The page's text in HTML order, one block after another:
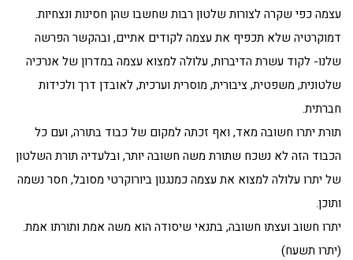
עצמה כפי שקרה לצורות שלטון רבות שחשבו שהן חסינות ונצחיות.
דמוקרטיה שלא תכפיף את עצמה לקודים אתיים, ובהקשר הפרשה
שלנו- לקוד עשרת הדיברות, עלולה למצוא עצמה במדרון של אנרכיה
שלטונית, משפטית, ציבורית, מוסרית וערכית, לאובדן דרך ולכידות
חברתית.
תורת יתרו חשובה מאד, ואף זכתה למקום של כבוד בתורה, ועם כל
הכבוד הזה לא נשכח שתורת משה חשובה יותר, ובלעדיה תורת השלטון
של יתרו עלולה למצוא את עצמה כמנגנון ביורוקרטי מסובל, חסר נשמה
ותוכן.
יתרו חשוב ועצתו חשובה, בתנאי שיסודה הוא משה אמת ותורתו אמת.
(יתרו תשעח)